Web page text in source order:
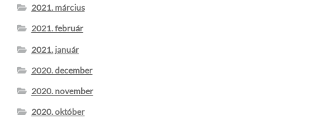
2021. március
2021. február
2021. január
2020. december
2020. november
2020. október